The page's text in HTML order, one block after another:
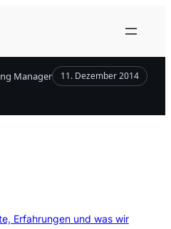
Manager
11. Dezember 2014
Erfahrungen und was wir